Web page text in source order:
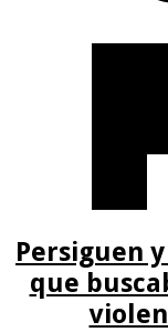
Persiguen
que